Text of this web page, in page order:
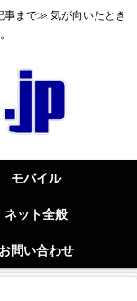
事まで≫ 気が向いたとき
モバイル
ネット全般
お問い合わせ